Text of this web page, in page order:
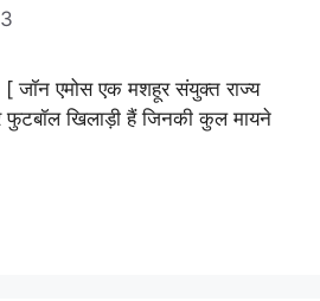
एमोस एक मशहूर संयुक्त राज्य
खिलाड़ी हैं जिनकी कुल मायने